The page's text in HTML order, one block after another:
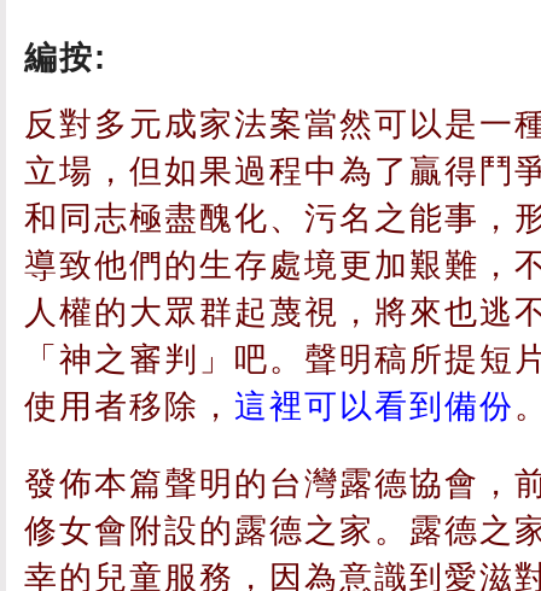
編按:
反對多元成家法案當然可以是一
立場，但如果過程中為了贏得鬥
和同志極盡醜化、污名之能事，
導致他們的生存處境更加艱難，
人權的大眾群起蔑視，將來也逃
「神之審判」吧。聲明稿所提短
使用者移除， 這裡可以看到備份
發佈本篇聲明的台灣露德協會，
修女會附設的露德之家。露德之
幸的兒童服務，因為意識到愛滋